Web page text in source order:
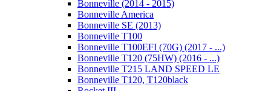
Bonneville (2014 - 2015)
Bonneville America
Bonneville SE (2013)
Bonneville T100
Bonneville T100EFI (70G) (2017 - ...)
Bonneville T120 (75HW) (2016 - ...)
Bonneville T215 LAND SPEED LE
Bonneville T120, T120black